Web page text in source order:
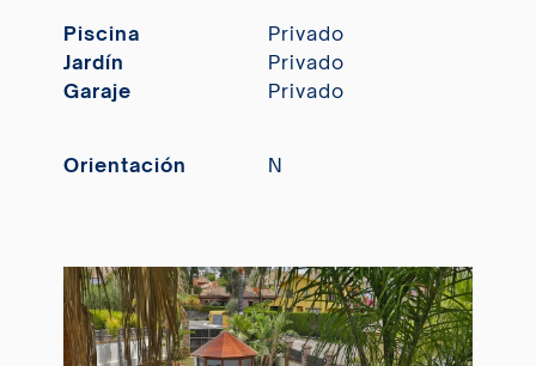
Piscina
Privado
Jardín
Privado
Garaje
Privado
Orientación N